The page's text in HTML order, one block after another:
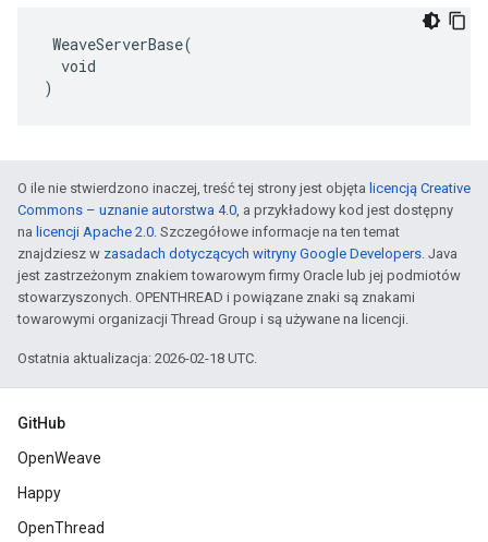
WeaveServerBase(
  void
)
O ile nie stwierdzono inaczej, treść tej strony jest objęta licencją Creative
Commons – uznanie autorstwa 4.0, a przykładowy kod jest dostępny
na licencji Apache 2.0. Szczegółowe informacje na ten temat
znajdziesz w zasadach dotyczących witryny Google Developers. Java
jest zastrzeżonym znakiem towarowym firmy Oracle lub jej podmiotów
stowarzyszonych. OPENTHREAD i powiązane znaki są znakami
towarowymi organizacji Thread Group i są używane na licencji.
Ostatnia aktualizacja: 2026-02-18 UTC.
GitHub
OpenWeave
Happy
OpenThread